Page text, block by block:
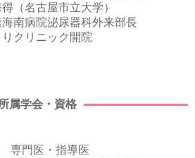
（名古屋市立大学）
南病院泌尿器科外来部長
クリニック開院
所属学会・資格
専門医・指導医